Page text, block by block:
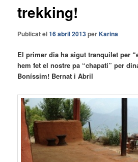
trekking!
Publicat el16 abril 2013perKarina
El primer dia ha sigut tranquilet per
hem fet el nostre pa “chapati” per
Boníssim! Bernat i Abril